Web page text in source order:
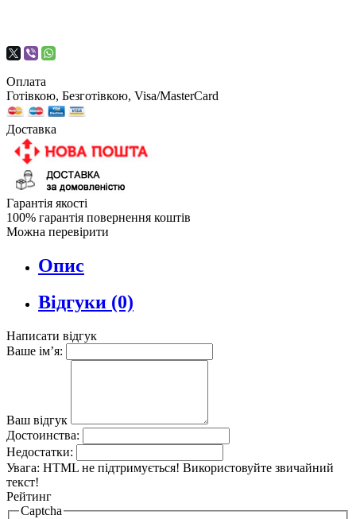
Оплата
Готівкою, Безготівкою, Visa/MasterCard
Доставка
Гарантія якості
100% гарантія повернення коштів
Можна перевірити
Опис
Відгуки (0)
Написати відгук
Ваше ім’я:
Ваш відгук
Достоинства:
Недостатки:
Увага: HTML не підтримується! Використовуйте звичайний
текст!
Рейтинг
Captcha